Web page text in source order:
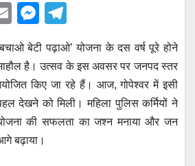
E
m
ail
M
e
ss
e
n
g
er
el
e
gr
a
m
बेटी पढ़ाओ’ योजना के दस वर्ष पूरे होने
है। उत्सव के इस अवसर पर जनपद स्तर
किए जा रहे हैं। आज, गोपेश्वर में इसी
देखने को मिली। महिला पुलिस कर्मियों ने
की सफलता का जश्न मनाया और जन
बढ़ाया।